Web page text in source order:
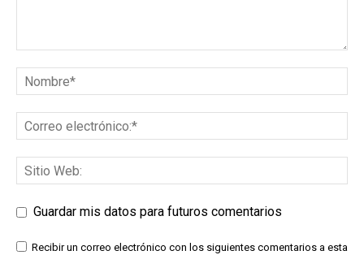
Guardar mis datos para futuros comentarios
Recibir un correo electrónico con los siguientes comentarios a esta